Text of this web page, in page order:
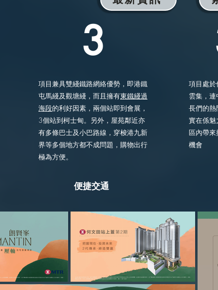
3
項目兼具雙綫鐵路網絡優勢，即港鐵
屯馬綫及觀塘綫，而且擁有東鐵綫過
海段的利好因素，兩個站即到會展，
3個站到柯士甸。另外，屋苑鄰近亦
有多條巴士及小巴路線，穿梭港九新
界等多個地方都不成問題，購物出行
極為方便。
項目處
雲集，
長們的
實在係
區內帶
機會
便捷交通